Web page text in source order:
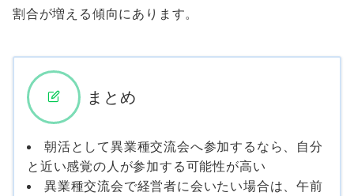
割合が増える傾向にあります。
まとめ
朝活として異業種交流会へ参加するなら、自分
と近い感覚の人が参加する可能性が高い
異業種交流会で経営者に会いたい場合は、午前